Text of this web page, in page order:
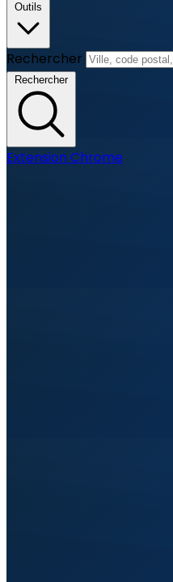
Outils
Rechercher
Rechercher
Extension Chrome